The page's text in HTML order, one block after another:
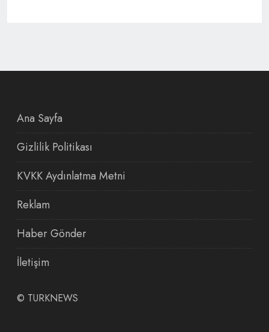
Ana Sayfa
Gizlilik Politikası
KVKK Aydınlatma Metni
Reklam
Haber Gönder
İletişim
© TURKNEWS